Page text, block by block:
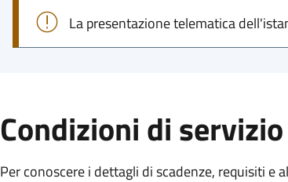
La presentazione telematica
Condizioni di servizio
Per conoscere i dettagli di scadenze, requisiti